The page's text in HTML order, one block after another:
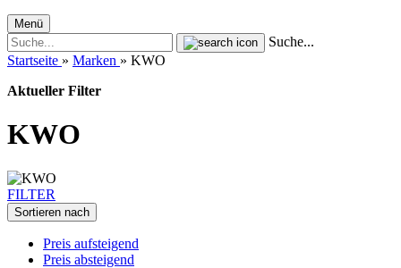
Menü
Suche...
Startseite » Marken » KWO
Aktueller Filter
KWO
FILTER
Sortieren nach
Preis aufsteigend
Preis absteigend